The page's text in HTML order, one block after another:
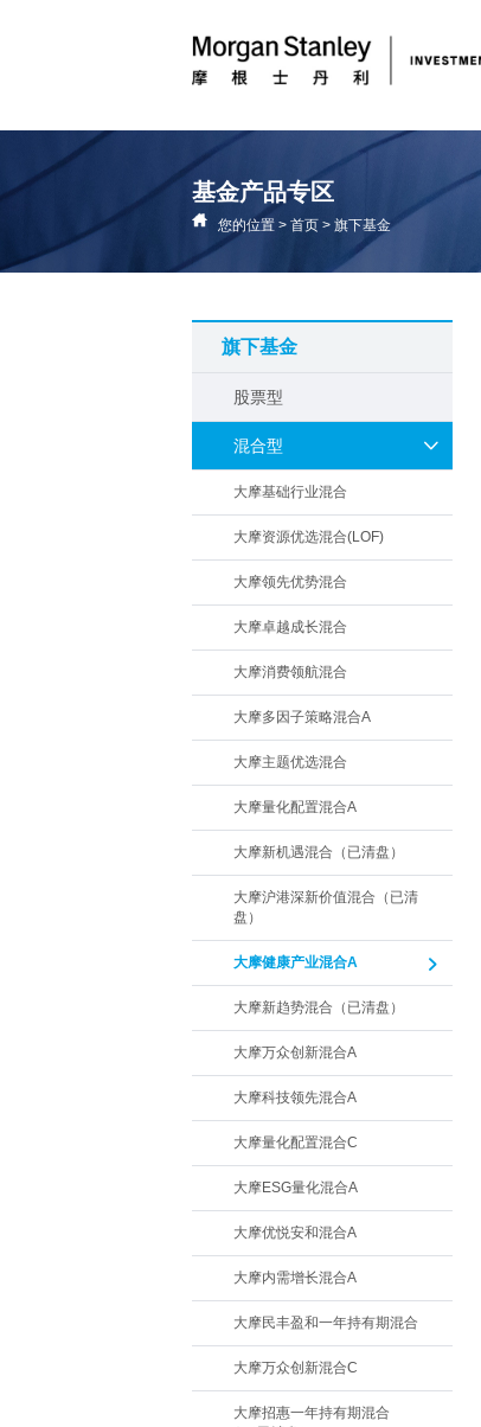
基金产品专区
您的位置 > 首页 > 旗下基金
旗下基金
股票型
混合型
大摩基础行业混合
大摩资源优选混合(LOF)
大摩领先优势混合
大摩卓越成长混合
大摩消费领航混合
大摩多因子策略混合A
大摩主题优选混合
大摩量化配置混合A
大摩新机遇混合（已清盘）
大摩沪港深新价值混合（已清
盘）
大摩健康产业混合A
大摩新趋势混合（已清盘）
大摩万众创新混合A
大摩科技领先混合A
大摩量化配置混合C
大摩ESG量化混合A
大摩优悦安和混合A
大摩内需增长混合A
大摩民丰盈和一年持有期混合
大摩万众创新混合C
大摩招惠一年持有期混合